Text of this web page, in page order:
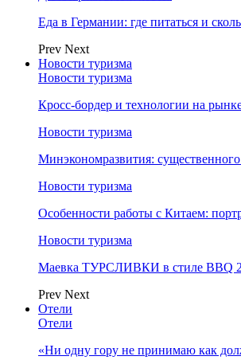
Еда в Германии: где питаться и
Prev Next
Новости туризма
Новости туризма
Кросс-бордер и технологии на
Новости туризма
Минэкономразвития:
Новости туризма
Особенности работы с Китаем:
Новости туризма
Маевка ТУРСЛИВКИ в стиле BBQ
Prev Next
Отели
Отели
«Ни одну гору не принимаю как